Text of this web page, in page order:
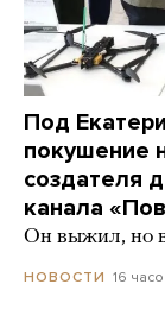
Под
покушение
создателя
канала
Он выжил, но
НОВОСТИ 16